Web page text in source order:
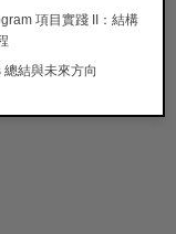
項目實踐 II：結構
結與未來方向